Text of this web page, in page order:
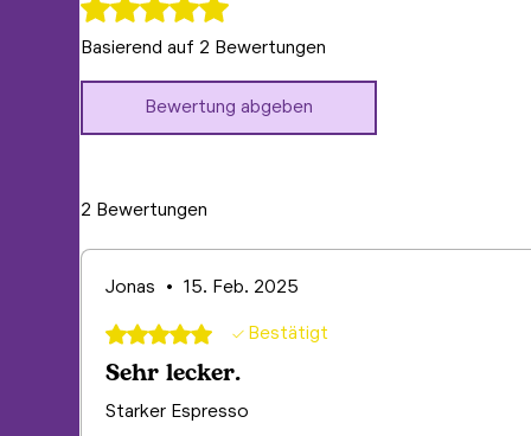
Basierend auf 2 Bewertungen
Bewertung abgeben
2 Bewertungen
Jonas • 15. Feb. 2025
Mit 5 von 5 Sternen bewertet.
Bestätigt
Sehr lecker.
Starker Espresso